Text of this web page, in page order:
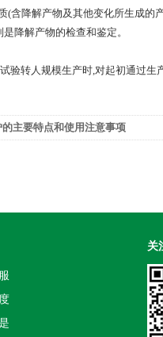
降解产物及其他变化所生成的
降解产物的检查和鉴定。
转人规模生产时,对起初通过生
主要特点和使用注意事项
关